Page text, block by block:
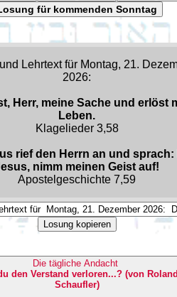
für kommenden Sonntag
Lehrtext für Montag, 21.
2026:
Herr, meine Sache und erlöst
Leben.
Klagelieder 3,58
rief den Herrn an und sprach:
nimm meinen Geist auf!
Apostelgeschichte 7,59
Losung kopieren
Die tägliche Andacht
den Verstand verloren...? (von Roland
Schaufler)